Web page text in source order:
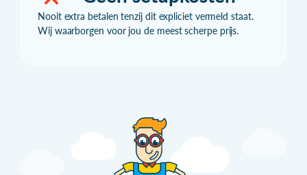
Nooit extra betalen tenzij dit expliciet vermeld staat.
Wij waarborgen voor jou de meest scherpe prijs.